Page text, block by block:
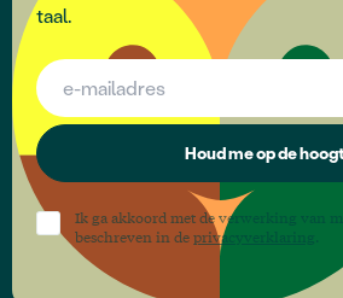
taal.
Ik ga akkoord met de verwerking van
beschreven in deprivacyverklaring.
Houd me op de